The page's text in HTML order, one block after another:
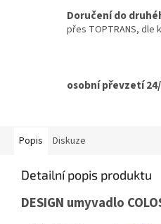
Doručení do
přes TOPTRANS, dle
osobní převzetí
Popis Diskuze
Detailní popis produktu
DESIGN umyvadlo